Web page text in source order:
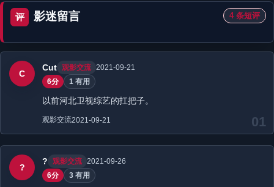
评 影迷留言 4 条短评
01
C
Cut 观影交流 2021-09-21
6分
1 有用
以前河北卫视综艺的扛把子。
观影交流2021-09-21
?
? 观影交流 2021-09-26
6分
3 有用